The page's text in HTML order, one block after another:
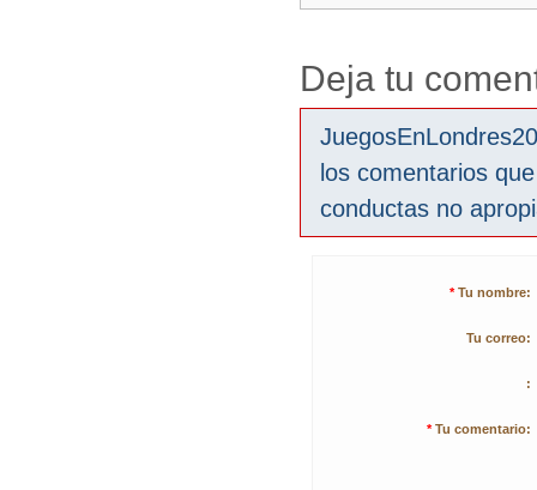
Deja tu
los comentarios
conductas no
* Tu nombre:
Tu correo:
:
* Tu comentario: